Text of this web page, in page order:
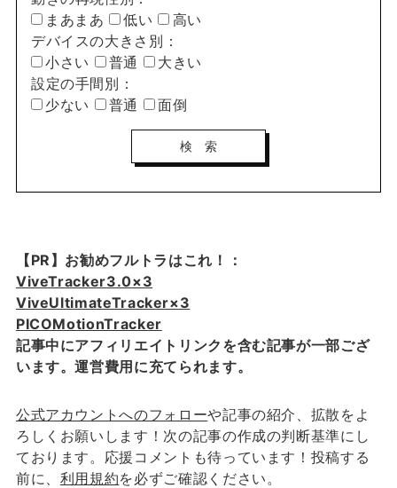
まあまあ
低い
高い
デバイスの大きさ別：
小さい
普通
大きい
設定の手間別：
少ない
普通 面倒
【PR】お勧めフルトラはこれ！：
ViveTracker3.0×3
ViveUltimateTracker×3
PICOMotionTracker
記事中にアフィリエイトリンクを含む記事が一部ござ
います。運営費用に充てられます。
公式アカウントへのフォローや記事の紹介、拡散をよ
ろしくお願いします！次の記事の作成の判断基準にし
ております。応援コメントも待っています！投稿する
前に、 利用規約を必ずご確認ください。